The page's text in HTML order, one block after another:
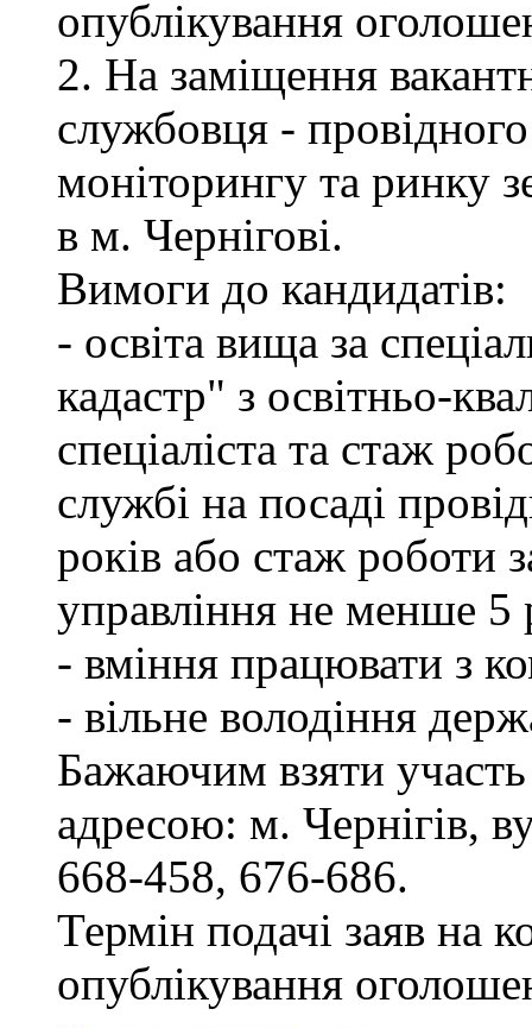
опублікування
2. На заміщення
службовця - провідного
моніторингу та ринку
в м. Чернігові.
Вимоги до кандидатів:
- освіта вища за
кадастр" з освітньо-
спеціаліста та стаж
службі на посаді
років або стаж роботи
управління не менше 5
- вміння працювати з
- вільне володіння
Бажаючим взяти участь
адресою: м. Чернігів,
668-458, 676-686.
Термін подачі заяв на
опублікування